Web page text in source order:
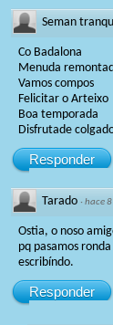
Seman
Co Badalona
Menuda
Vamos compos
Felicitar o Arteixo
Boa temporada
Disfrutade
Responder
Tarado ·hace
Ostia, o noso
pq pasamos
escribíndo.
Responder